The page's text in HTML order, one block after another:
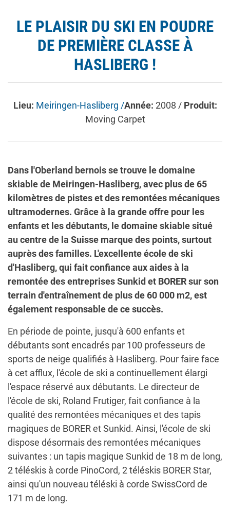
LE PLAISIR DU SKI EN POUDRE
DE PREMIÈRE CLASSE À
HASLIBERG !
Lieu: Meiringen-Hasliberg /Année: 2008 / Produit:
Moving Carpet
Dans l'Oberland bernois se trouve le domaine
skiable de Meiringen-Hasliberg, avec plus de 65
kilomètres de pistes et des remontées mécaniques
ultramodernes. Grâce à la grande offre pour les
enfants et les débutants, le domaine skiable situé
au centre de la Suisse marque des points, surtout
auprès des familles. L'excellente école de ski
d'Hasliberg, qui fait confiance aux aides à la
remontée des entreprises Sunkid et BORER sur son
terrain d'entraînement de plus de 60 000 m2, est
également responsable de ce succès.
En période de pointe, jusqu'à 600 enfants et
débutants sont encadrés par 100 professeurs de
sports de neige qualifiés à Hasliberg. Pour faire face
à cet afflux, l'école de ski a continuellement élargi
l'espace réservé aux débutants. Le directeur de
l'école de ski, Roland Frutiger, fait confiance à la
qualité des remontées mécaniques et des tapis
magiques de BORER et Sunkid. Ainsi, l'école de ski
dispose désormais des remontées mécaniques
suivantes : un tapis magique Sunkid de 18 m de long,
2 téléskis à corde PinoCord, 2 téléskis BORER Star,
ainsi qu'un nouveau téléski à corde SwissCord de
171 m de long.